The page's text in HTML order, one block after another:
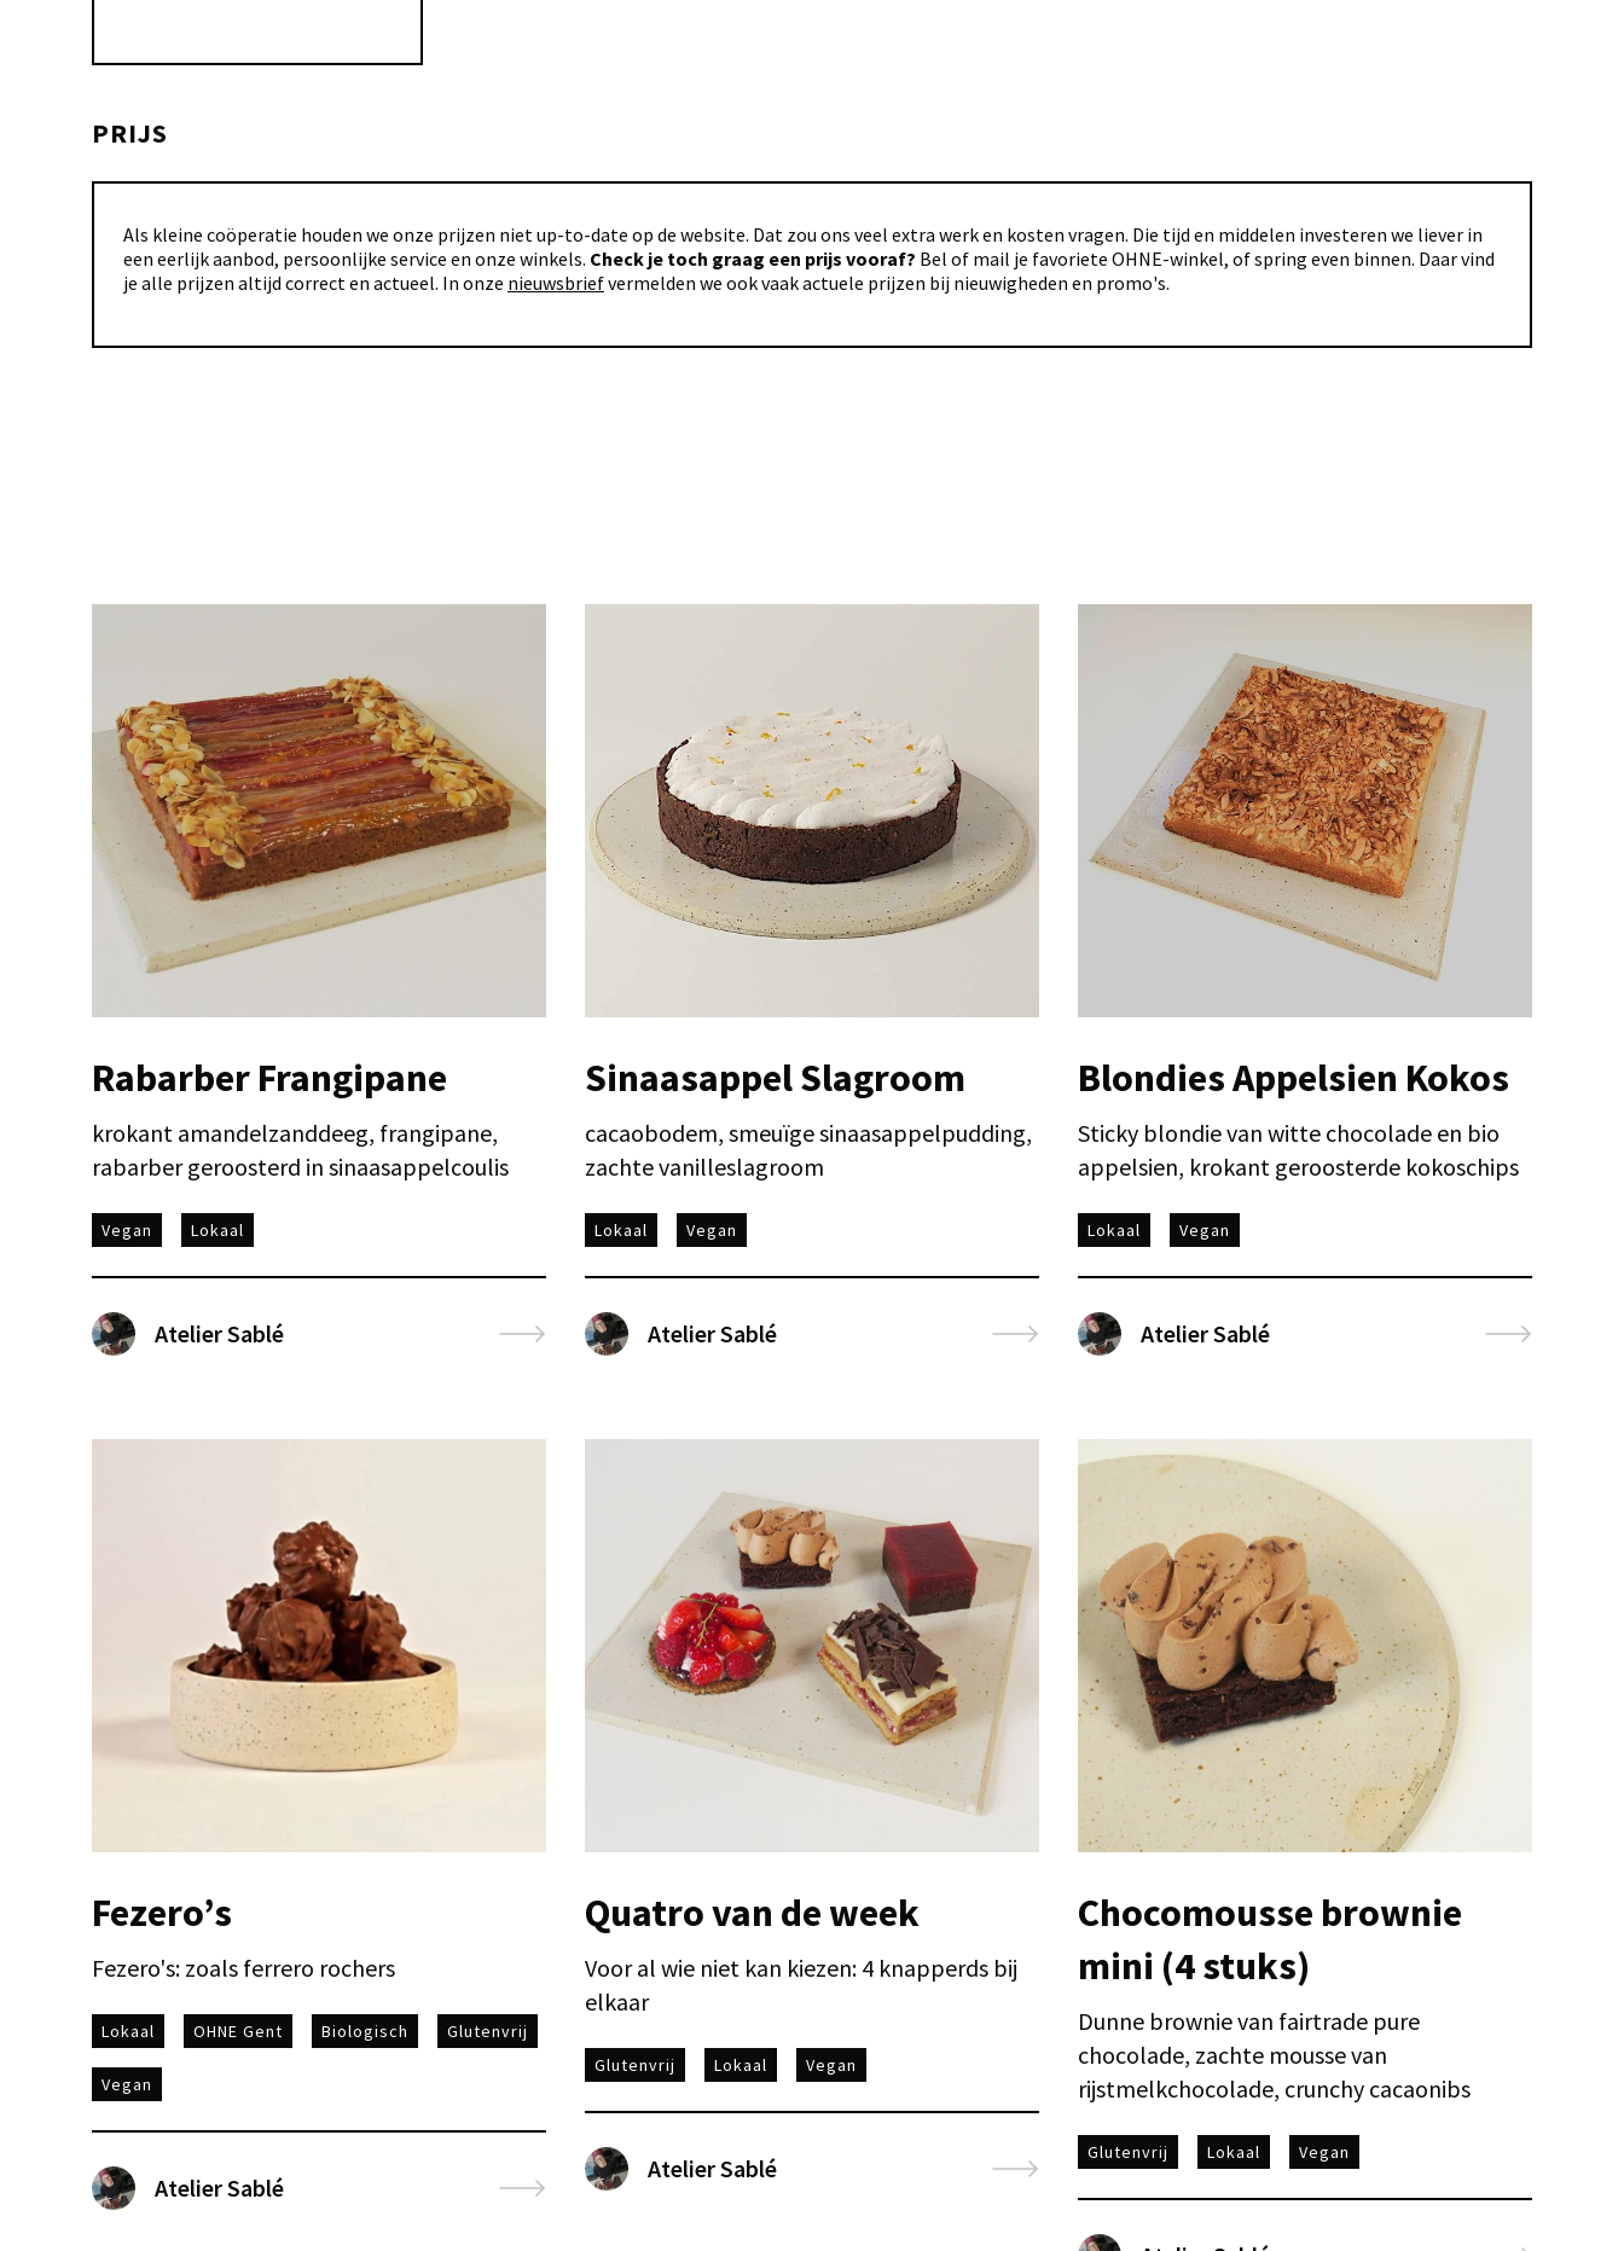
PRIJS
Als kleine coöperatie houden we onze prijzen niet up-to-date op de website. Dat zou ons veel extra werk en kosten vragen. Die tijd en middelen investeren we liever in
een eerlijk aanbod, persoonlijke service en onze winkels. Check je toch graag een prijs vooraf? Bel of mail je favoriete OHNE-winkel, of spring even binnen. Daar vind
je alle prijzen altijd correct en actueel. In onze nieuwsbriefvermelden we ook vaak actuele prijzen bij nieuwigheden en promo's.
Rabarber Frangipane
krokant amandelzanddeeg, frangipane,
rabarber geroosterd in sinaasappelcoulis
Vegan Lokaal
Atelier Sablé
Sinaasappel Slagroom
cacaobodem, smeuïge sinaasappelpudding,
zachte vanilleslagroom
Lokaal Vegan
Atelier Sablé
Blondies Appelsien Kokos
Sticky blondie van witte chocolade en bio
appelsien, krokant geroosterde kokoschips
Lokaal Vegan
Atelier Sablé
Fezero’s
Fezero's: zoals ferrero rochers
Lokaal OHNE Gent Biologisch Glutenvrij
Vegan
Atelier Sablé
Quatro van de week
Voor al wie niet kan kiezen: 4 knapperds bij
elkaar
Glutenvrij Lokaal Vegan
Atelier Sablé
Chocomousse brownie
mini (4 stuks)
Dunne brownie van fairtrade pure
chocolade, zachte mousse van
rijstmelkchocolade, crunchy cacaonibs
Glutenvrij Lokaal Vegan